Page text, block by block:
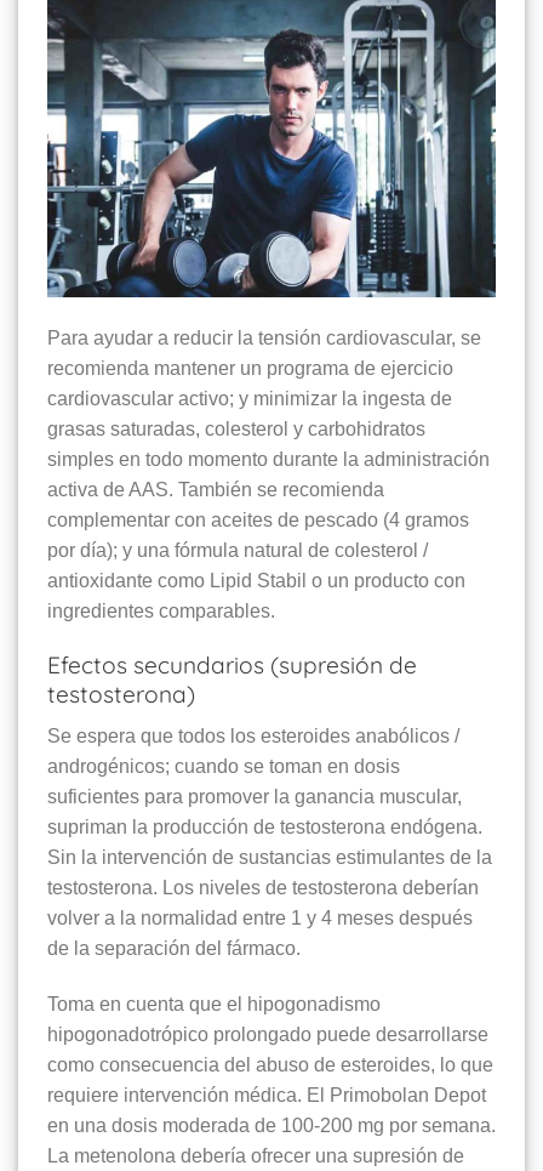
Para ayudar a reducir la tensión cardiovascular, se
recomienda mantener un programa de ejercicio
cardiovascular activo; y minimizar la ingesta de
grasas saturadas, colesterol y carbohidratos
simples en todo momento durante la administración
activa de AAS. También se recomienda
complementar con aceites de pescado (4 gramos
por día); y una fórmula natural de colesterol /
antioxidante como Lipid Stabil o un producto con
ingredientes comparables.
Efectos secundarios (supresión de
testosterona)
Se espera que todos los esteroides anabólicos /
androgénicos; cuando se toman en dosis
suficientes para promover la ganancia muscular,
supriman la producción de testosterona endógena.
Sin la intervención de sustancias estimulantes de la
testosterona. Los niveles de testosterona deberían
volver a la normalidad entre 1 y 4 meses después
de la separación del fármaco.
Toma en cuenta que el hipogonadismo
hipogonadotrópico prolongado puede desarrollarse
como consecuencia del abuso de esteroides, lo que
requiere intervención médica. El Primobolan Depot
en una dosis moderada de 100-200 mg por semana.
La metenolona debería ofrecer una supresión de